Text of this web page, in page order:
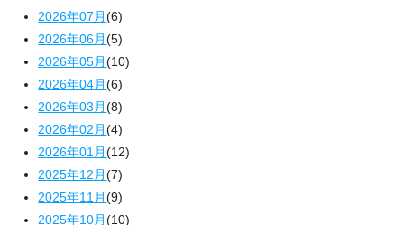
2026年07月(6)
2026年06月(5)
2026年05月(10)
2026年04月(6)
2026年03月(8)
2026年02月(4)
2026年01月(12)
2025年12月(7)
2025年11月(9)
2025年10月(10)